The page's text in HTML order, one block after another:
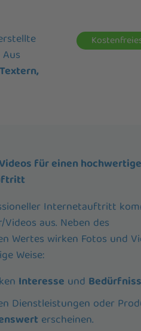
Textern,
für einen
Internetauftritt
aus. Neben des
Wertes wirken Fotos und
Weise:
Interesse und
Dienstleistungen oder
erscheinen.